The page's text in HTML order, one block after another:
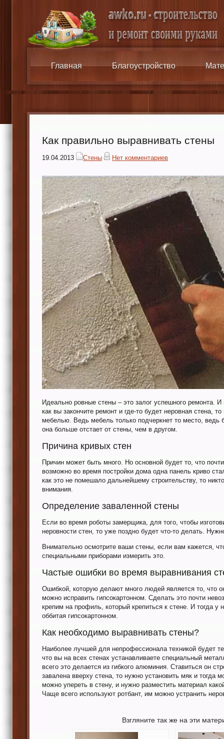
Главная Благоустройство
Как правильно выравнивать стены
19.04.2013 Стены Нет комментариев
Идеально ровные стены – это залог успешного ремонта.
как вы закончите ремонт и где-то будет неровная стена,
мебелью. Ведь мебель только подчеркнет то место, ведь
она больше отстает от стены, чем в другом.
Причина кривых стен
Причин может быть много. Но основной будет то, что
возможно во время постройки дома одна панель криво
как это не помешало дальнейшему строительству, то
внимания.
Определение заваленной стены
Если во время роботы замерщика, для того, чтобы
неровности стен, то уже поздно будет что-то делать.
Внимательно осмотрите ваши стены, если вам кажется,
специальными приборами измерить это.
Частые ошибки во время выравнивания
Ошибкой, которую делают много людей является то, что
можно исправить гипсокартонном. Сделать это почти
крепим на профиль, который крепиться к стене. И тогда у
оббитая гипсокартонном.
Как необходимо выравнивать стены?
Наиболее лучшей для непрофессионала техникой будет
что вы на всех стенах устанавливаете специальный
всего это делается из гибкого алюминия. Ставиться он
завалена вверху стена, то нужно установить мяк и тогда
можно упереть в стену, и нужно разместить материал
Чаще всего используют ротбант, им можно устранить
Взгляните так же на эти